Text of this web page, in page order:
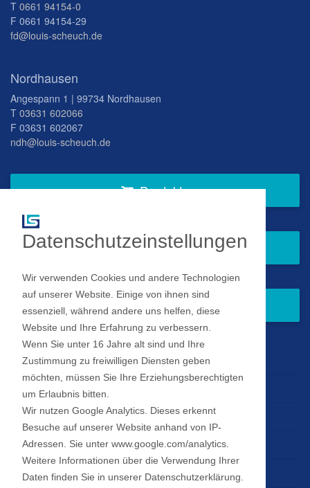
T 0661 94154-0
F 0661 94154-29
fd@louis-scheuch.de
Nordhausen
Angespann 1 | 99734 Nordhausen
T 03631 602066
F 03631 602067
ndh@louis-scheuch.de
Produkte
Fragen Sie gern bei uns an
Zum Newsletter anmelden
Impressum
Datenschutz
Datenschutz Einstellungen
Haftungsausschluss
AGB
Datenschutzeinstellungen
Wir verwenden Cookies und andere Technologien
auf unserer Website. Einige von ihnen sind
essenziell, während andere uns helfen, diese
Website und Ihre Erfahrung zu verbessern.
Wenn Sie unter 16 Jahre alt sind und Ihre
Zustimmung zu freiwilligen Diensten geben
möchten, müssen Sie Ihre Erziehungsberechtigten
um Erlaubnis bitten.
Wir nutzen Google Analytics. Dieses erkennt
Besuche auf unserer Website anhand von IP-
Adressen. Sie unter www.google.com/analytics.
Weitere Informationen über die Verwendung Ihrer
Daten finden Sie in unserer Datenschutzerklärung.